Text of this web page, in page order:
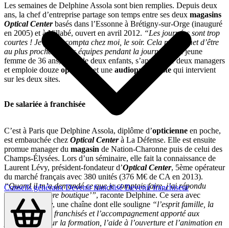
Conseils générauxDevenir franchiséDevenir franchiseur
Les semaines de Delphine Assola sont bien remplies. Depuis deux
ans, la chef d’entreprise partage son temps entre ses deux magasins
Optical Centerbasés dans l’Essonne à Brétigny-sur-Orge (inauguré
en 2005) et à Villabé, ouvert en avril 2012. “Les journées sont trop
courtes ! Je fais la compta chez moi, le soir. Cela me permet d’être
au plus proche de mes équipes pendant la journée.”
La jeune
femme de 36 ans, mère de deux enfants, s’appuie sur deux managers
et emploie douze opticienset une audioprothésiste qui intervient
sur les deux sites.
De salariée à franchisée
C’est à Paris que Delphine Assola, diplôme d’opticienne en poche,
est embauchée chez Optical Centerà La Défense. Elle est ensuite
promue manager du magasin de Nation-Charonne puis de celui des
Champs-Élysées. Lors d’un séminaire, elle fait la connaissance de
Laurent Lévy, président-fondateur d’Optical Center, 5ème opérateur
du marché français avec 380 unités (376 M€ de CA en 2013).
“Quand il m’a demandé ce que je comptais faire, j’ai répondu
‘avoir ma propre boutique’”, raconte Delphine. Ce sera avec
Optical Center, une chaîne dont elle souligne “l’esprit famille, la
solidarité entre franchisés et l’accompagnement apporté aux
partenaires pour la formation, l’aide à l’ouverture et l’animation en